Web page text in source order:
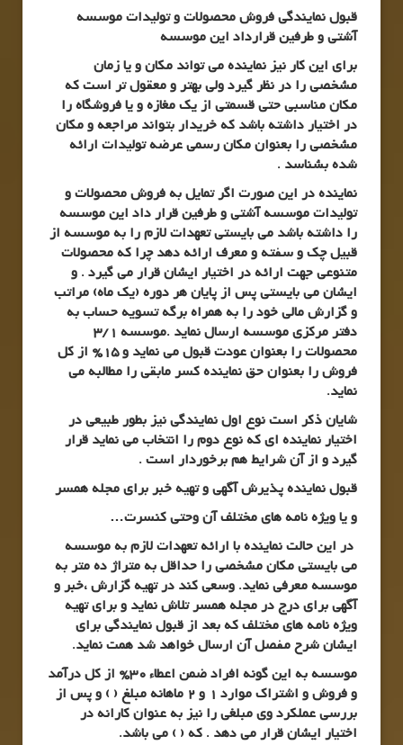
قبول نمایندگی فروش محصولات و تولیدات موسسه
آشتی و طرفین قرارداد این موسسه
برای این کار نیز نماینده می تواند مکان و یا زمان
مشخصی را در نظر گیرد ولی بهتر و معقول تر است که
مکان مناسبی حتی قسمتی از یک مغازه و یا فروشگاه را
در اختیار داشته باشد که خریدار بتواند مراجعه و مکان
مشخصی را بعنوان مکان رسمی عرضه تولیدات ارائه
شده بشناسد .
نماینده در این صورت اگر تمایل به فروش محصولات و
تولیدات موسسه آشتی و طرفین قرار داد این موسسه
را داشته باشد می بایستی تعهدات لازم را به موسسه از
قبیل چک و سفته و معرف ارائه دهد چرا که محصولات
متنوعی جهت ارائه در اختیار ایشان قرار می گیرد . و
ایشان می بایستی پس از پایان هر دوره (یک ماه) مراتب
و گزارش مالی خود را به همراه برگه تسویه حساب به
دفتر مرکزی موسسه ارسال نماید .موسسه 3/1
محصولات را بعنوان عودت قبول می نماید و 15% از کل
فروش را بعنوان حق نماینده کسر مابقی را مطالبه می
نماید.
شایان ذکر است نوع اول نمایندگی نیز بطور طبیعی در
اختیار نماینده ای که نوع دوم را انتخاب می نماید قرار
گیرد و از آن شرایط هم برخوردار است .
قبول نماینده پذیرش آگهی و تهیه خبر برای مجله همسر
و یا ویژه نامه های مختلف آنوحتی کنسرت…
در این حالت نماینده با ارائه تعهدات لازم به موسسه
می بایستی مکان مشخصی را حداقل به متراژ ده متر به
موسسه معرفی نماید. وسعی کند در تهیه گزارش ،خبر و
آگهی برای درج در مجله همسر تلاش نماید و برای تهیه
ویژه نامه های مختلف که بعد از قبول نمایندگی برای
ایشان شرح مفصل آن ارسال خواهد شد همت نماید.
موسسه به این گونه افراد ضمن اعطاء 30% از کل درآمد
و فروش و اشتراک موارد 1 و 2 ماهانه مبلغ ( ) و پس از
بررسی عملکرد وی مبلغی را نیز به عنوان کارانه در
اختیار ایشان قرار می دهد . که ( ) می باشد.